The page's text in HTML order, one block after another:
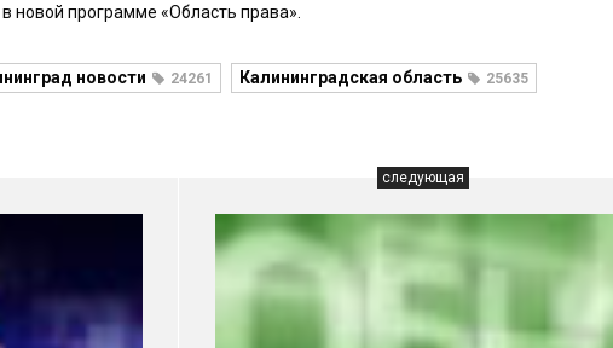
новой программе «Область права».
новости 24261 Калининградская область 25635
следующая